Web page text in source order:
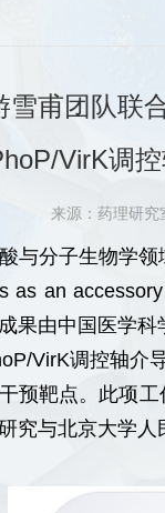
雪甫团队联
VirK调
来源：药理研
与分子生物学领
as an
果由中国医学
VirK调控轴介
预靶点。此项
究与北京大学人